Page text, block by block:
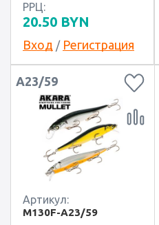
РРЦ:
20.50 BYN
Вход / Регистрация
A23/59
Артикул:
M130F-A23/59